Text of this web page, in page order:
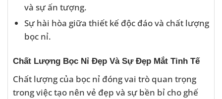
và sự ấn tượng.
Sự hài hòa giữa thiết kế độc đáo và chất lượng
bọc nỉ.
Chất Lượng Bọc Nỉ Đẹp Và Sự Đẹp Mắt Tinh Tế
Chất lượng của bọc nỉ đóng vai trò quan trọng
trong việc tạo nên vẻ đẹp và sự bền bỉ cho ghế